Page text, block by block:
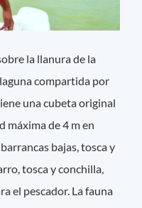
la llanura de la
compartida por
una cubeta original
máxima de 4 m en
bajas, tosca y
tosca y conchilla,
el pescador. La fauna